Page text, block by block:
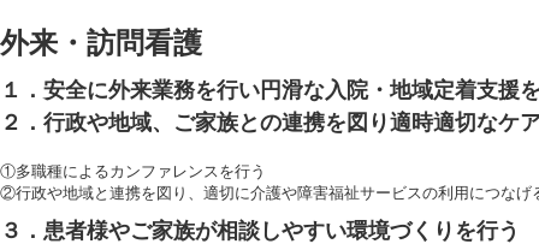
外来・訪問看護
１．安全に外来業務を行い円滑な入院・地域定着支援
２．行政や地域、ご家族との連携を図り適時適切なケ
①多職種によるカンファレンスを行う
②行政や地域と連携を図り、適切に介護や障害福祉サービスの利用につなげ
３．患者様やご家族が相談しやすい環境づくりを行う